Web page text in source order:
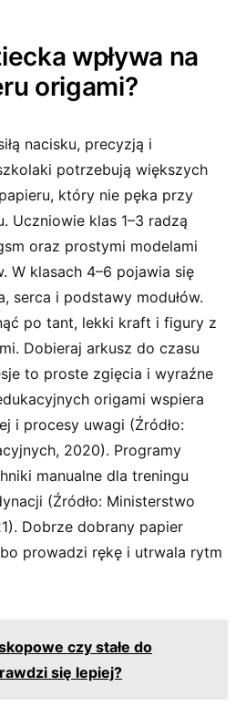
wpływa na
origami?
nacisku, precyzją i
potrzebują większych
który nie pęka przy
Uczniowie klas 1–3 radzą
oraz prostymi modelami
W klasach 4–6 pojawia się
serca i podstawy modułów.
po tant, lekki kraft i figury z
Dobieraj arkusz do czasu
to proste zgięcia i wyraźne
origami wspiera
i procesy uwagi (Źródło:
2020). Programy
manualne dla treningu
(Źródło: Ministerstwo
Dobrze dobrany papier
prowadzi rękę i utrwala rytm
czy stałe do
się lepiej?